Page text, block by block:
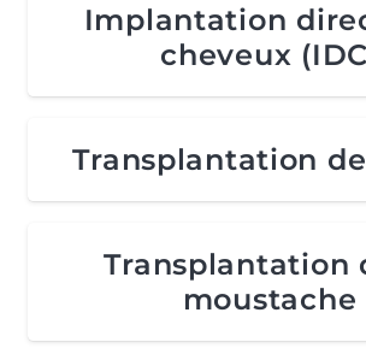
Implantation
cheveux
Transplantation
Transplantation
moustache